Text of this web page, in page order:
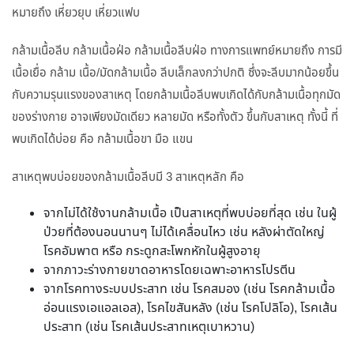
หมายถึง เหี่ยวยุบ เหี่ยวแฟบ
กล้ามเนื้อลีบ กล้ามเนื้อฝ่อ กล้ามเนื้อลีบฝ่อ ทางการแพทย์หมายถึง การมี
เนื้อเยื่อ กล้าม เนื้อ/มัดกล้ามเนื้อ ลีบเล็กลงกว่าปกติ ซึ่งจะลีบมากน้อยขึ้น
กับความรุนแรงของสาเหตุ โดยกล้ามเนื้อลีบพบเกิดได้กับกล้ามเนื้อทุกมัด
ของร่างกาย อาจเพียงมัดเดียว หลายมัด หรือทั้งตัว ขึ้นกับสาเหตุ ทั้งนี้ ที่
พบเกิดได้บ่อย คือ กล้ามเนื้อขา มือ แขน
สาเหตุพบบ่อยของกล้ามเนื้อลีบมี 3 สาเหตุหลัก คือ
จากไม่ได้ใช้งานกล้ามเนื้อ เป็นสาเหตุที่พบบ่อยที่สุด เช่น ในผู้
ป่วยที่ต้องนอนนานๆ ไม่ได้เคลื่อนไหว เช่น หลังผ่าตัดใหญ่
โรคอัมพาต หรือ กระดูกสะโพกหักในผู้สูงอายุ
จากภาวะร่างกายขาดอาหารโดยเฉพาะอาหารโปรตีน
จากโรคทางระบบประสาท เช่น โรคสมอง (เช่น โรคกล้ามเนื้อ
อ่อนแรงเอแอลเอส), โรคไขสันหลัง (เช่น โรคโปลิโอ), โรคเส้น
ประสาท (เช่น โรคเส้นประสาทเหตุเบาหวาน)